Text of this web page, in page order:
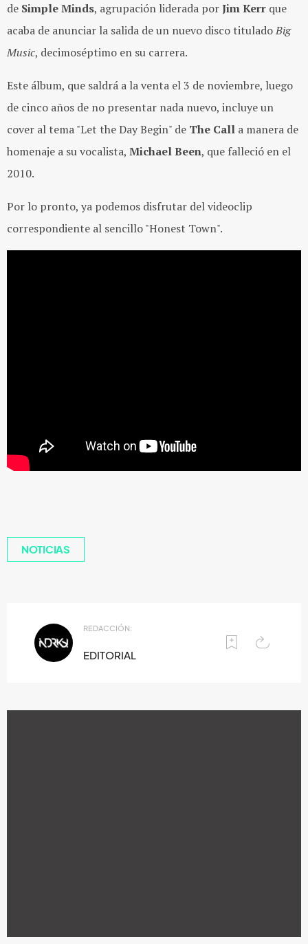
de Simple Minds, agrupación liderada porJim Kerr que
acaba de anunciar la salida de un nuevo disco tituladoBig
Music, decimoséptimo en su carrera.
Este álbum, que saldrá a la venta el 3 de noviembre, luego
de cinco años de no presentar nada nuevo, incluye un
cover al tema "Let the Day Begin" de The Call a manera de
homenaje a su vocalista, Michael Been, que falleció en el
2010.
Por lo pronto, ya podemos disfrutar del videoclip
correspondiente al sencillo "Honest Town".
NOTICIAS
REDACCIÓN:
EDITORIAL